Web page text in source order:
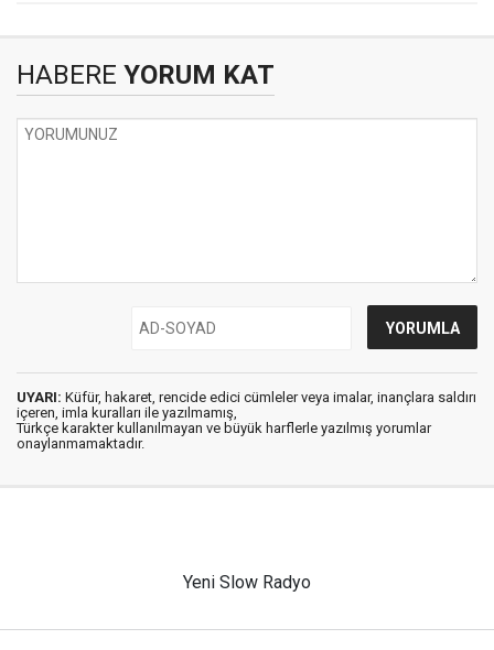
HABERE YORUM KAT
UYARI: Küfür, hakaret, rencide edici cümleler veya imalar, inançlara saldırı
içeren, imla kuralları ile yazılmamış,
Türkçe karakter kullanılmayan ve büyük harflerle yazılmış yorumlar
onaylanmamaktadır.
Yeni Slow Radyo